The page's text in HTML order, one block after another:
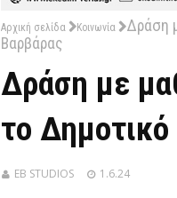
Αρχική σελίδα Κοινωνία
Δράση
Βαρβάρας
Δράση με
το
EB STUDIOS 1.6.24